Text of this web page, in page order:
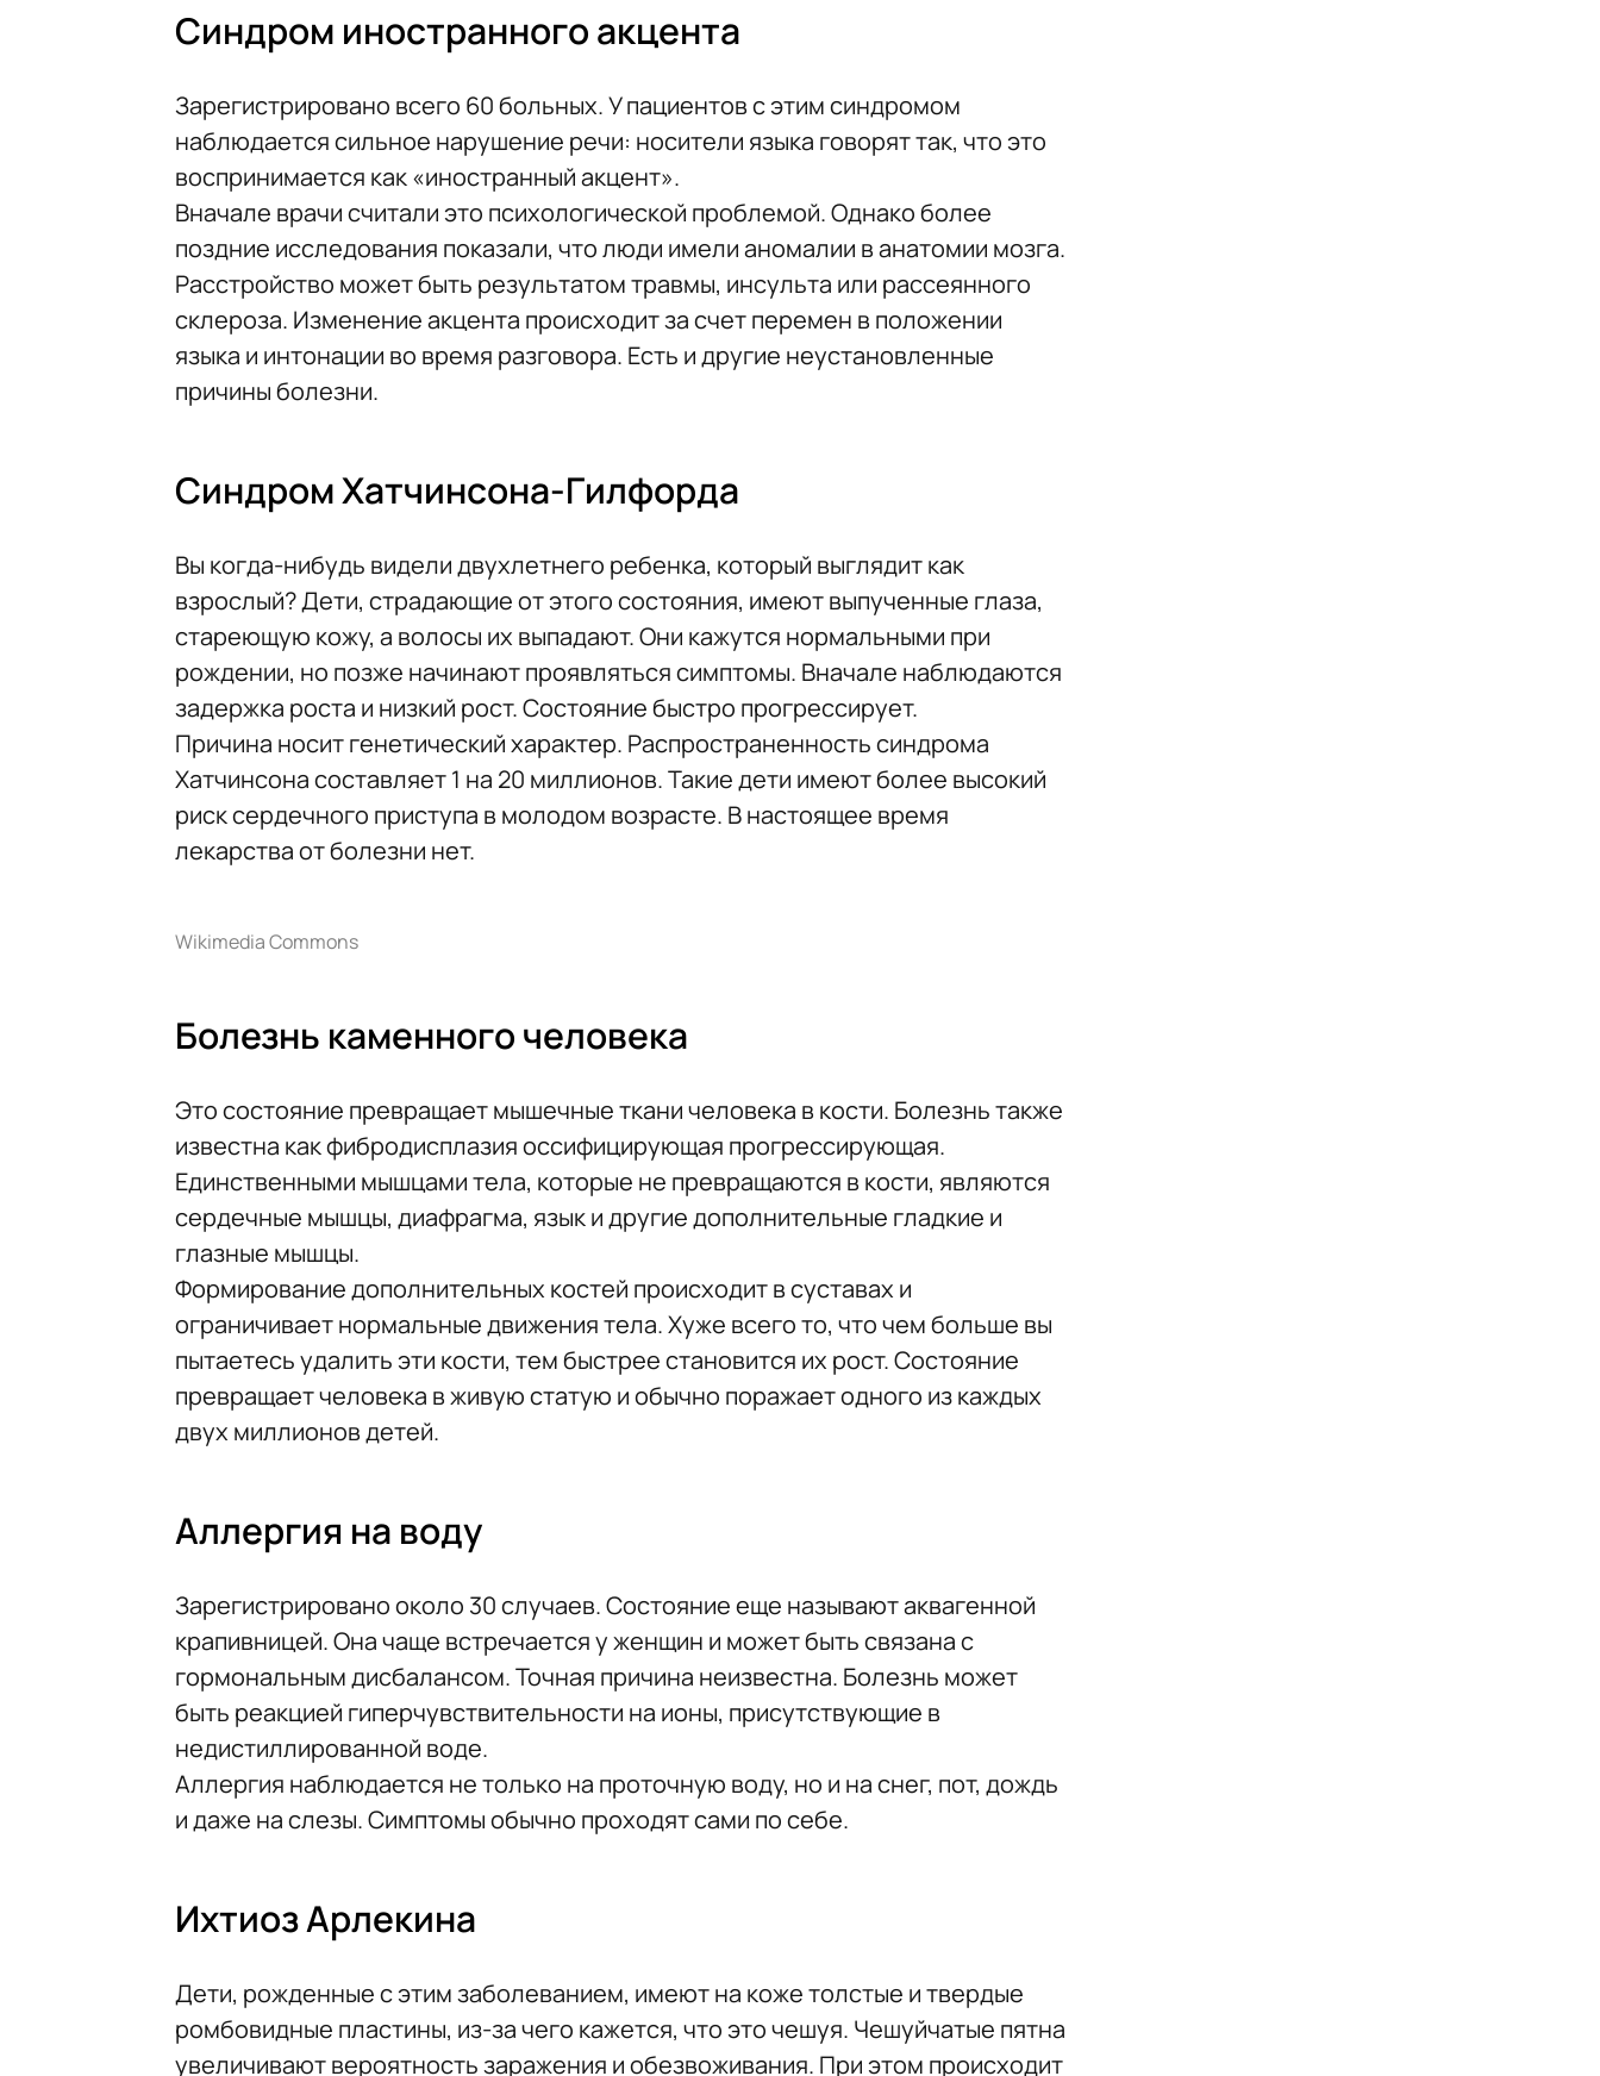
Синдром иностранного акцента
Зарегистрировано всего 60 больных. У пациентов с этим синдромом
наблюдается сильное нарушение речи: носители языка говорят так, что это
воспринимается как «иностранный акцент».
Вначале врачи считали это психологической проблемой. Однако более
поздние исследования показали, что люди имели аномалии в анатомии мозга.
Расстройство может быть результатом травмы, инсульта или рассеянного
склероза. Изменение акцента происходит за счет перемен в положении
языка и интонации во время разговора. Есть и другие неустановленные
причины болезни.
Синдром Хатчинсона-Гилфорда
Вы когда-нибудь видели двухлетнего ребенка, который выглядит как
взрослый? Дети, страдающие от этого состояния, имеют выпученные глаза,
стареющую кожу, а волосы их выпадают. Они кажутся нормальными при
рождении, но позже начинают проявляться симптомы. Вначале наблюдаются
задержка роста и низкий рост. Состояние быстро прогрессирует.
Причина носит генетический характер. Распространенность синдрома
Хатчинсона составляет 1 на 20 миллионов. Такие дети имеют более высокий
риск сердечного приступа в молодом возрасте. В настоящее время
лекарства от болезни нет.
Wikimedia Commons
Болезнь каменного человека
Это состояние превращает мышечные ткани человека в кости. Болезнь также
известна как фибродисплазия оссифицирующая прогрессирующая.
Единственными мышцами тела, которые не превращаются в кости, являются
сердечные мышцы, диафрагма, язык и другие дополнительные гладкие и
глазные мышцы.
Формирование дополнительных костей происходит в суставах и
ограничивает нормальные движения тела. Хуже всего то, что чем больше вы
пытаетесь удалить эти кости, тем быстрее становится их рост. Состояние
превращает человека в живую статую и обычно поражает одного из каждых
двух миллионов детей.
Аллергия на воду
Зарегистрировано около 30 случаев. Состояние еще называют аквагенной
крапивницей. Она чаще встречается у женщин и может быть связана с
гормональным дисбалансом. Точная причина неизвестна. Болезнь может
быть реакцией гиперчувствительности на ионы, присутствующие в
недистиллированной воде.
Аллергия наблюдается не только на проточную воду, но и на снег, пот, дождь
и даже на слезы. Симптомы обычно проходят сами по себе.
Ихтиоз Арлекина
Дети, рожденные с этим заболеванием, имеют на коже толстые и твердые
ромбовидные пластины, из-за чего кажется, что это чешуя. Чешуйчатые пятна
увеличивают вероятность заражения и обезвоживания. При этом происходит